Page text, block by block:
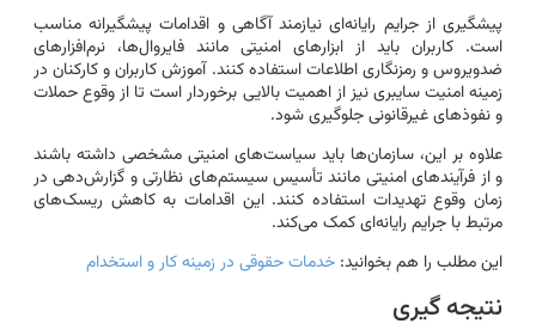
پیشگیری از جرایم رایانه‌ای نیازمند آگاهی و اقدامات پیشگیرانه مناسب
است. کاربران باید از ابزارهای امنیتی مانند فایروال‌ها، نرم‌افزارهای
ضدویروس و رمزنگاری اطلاعات استفاده کنند. آموزش کاربران و کارکنان در
زمینه امنیت سایبری نیز از اهمیت بالایی برخوردار است تا از وقوع حملات
و نفوذهای غیرقانونی جلوگیری شود.
علاوه بر این، سازمان‌ها باید سیاست‌های امنیتی مشخصی داشته باشند
و از فرآیندهای امنیتی مانند تأسیس سیستم‌های نظارتی و گزارش‌دهی در
زمان وقوع تهدیدات استفاده کنند. این اقدامات به کاهش ریسک‌های
مرتبط با جرایم رایانه‌ای کمک می‌کند.
این مطلب را هم بخوانید: خدمات حقوقی در زمینه کار و استخدام
نتیجه گیری